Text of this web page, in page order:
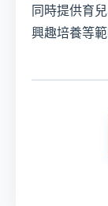
同時提供育
興趣培養等